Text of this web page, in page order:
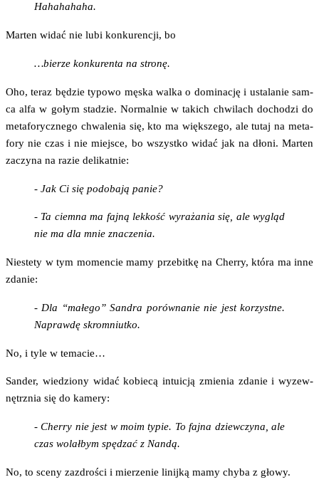
Hahahahaha.
Mar­ten widać nie lubi kon­ku­ren­cji, bo
…bie­rze kon­ku­ren­ta na stronę.
Oho, teraz będzie typo­wo męska wal­ka o domi­na­cję i usta­la­nie sam­
ca alfa w gołym sta­dzie. Nor­mal­nie w takich chwi­lach docho­dzi do
meta­fo­rycz­ne­go chwa­le­nia się, kto ma więk­sze­go, ale tutaj na meta­
fo­ry nie czas i nie miej­sce, bo wszyst­ko widać jak na dło­ni. Mar­ten
zaczy­na na razie delikatnie:
- Jak Ci się podo­ba­ją panie?
- Ta ciem­na ma faj­ną lek­kość wyra­ża­nia się, ale wygląd
nie ma dla mnie znaczenia.
Nie­ste­ty w tym momen­cie mamy prze­bit­kę na Cher­ry, któ­ra ma inne
zdanie:
- Dla “małe­go” San­dra porów­na­nie nie jest korzyst­ne.
Napraw­dę skromniutko.
No, i tyle w temacie…
San­der, wie­dzio­ny widać kobie­cą intu­icją zmie­nia zda­nie i wyzew­
nętrz­nia się do kamery:
- Cher­ry nie jest w moim typie. To faj­na dziew­czy­na, ale
czas wolał­bym spę­dzać z Nandą.
No, to sce­ny zazdro­ści i mie­rze­nie linij­ką mamy chy­ba z głowy.